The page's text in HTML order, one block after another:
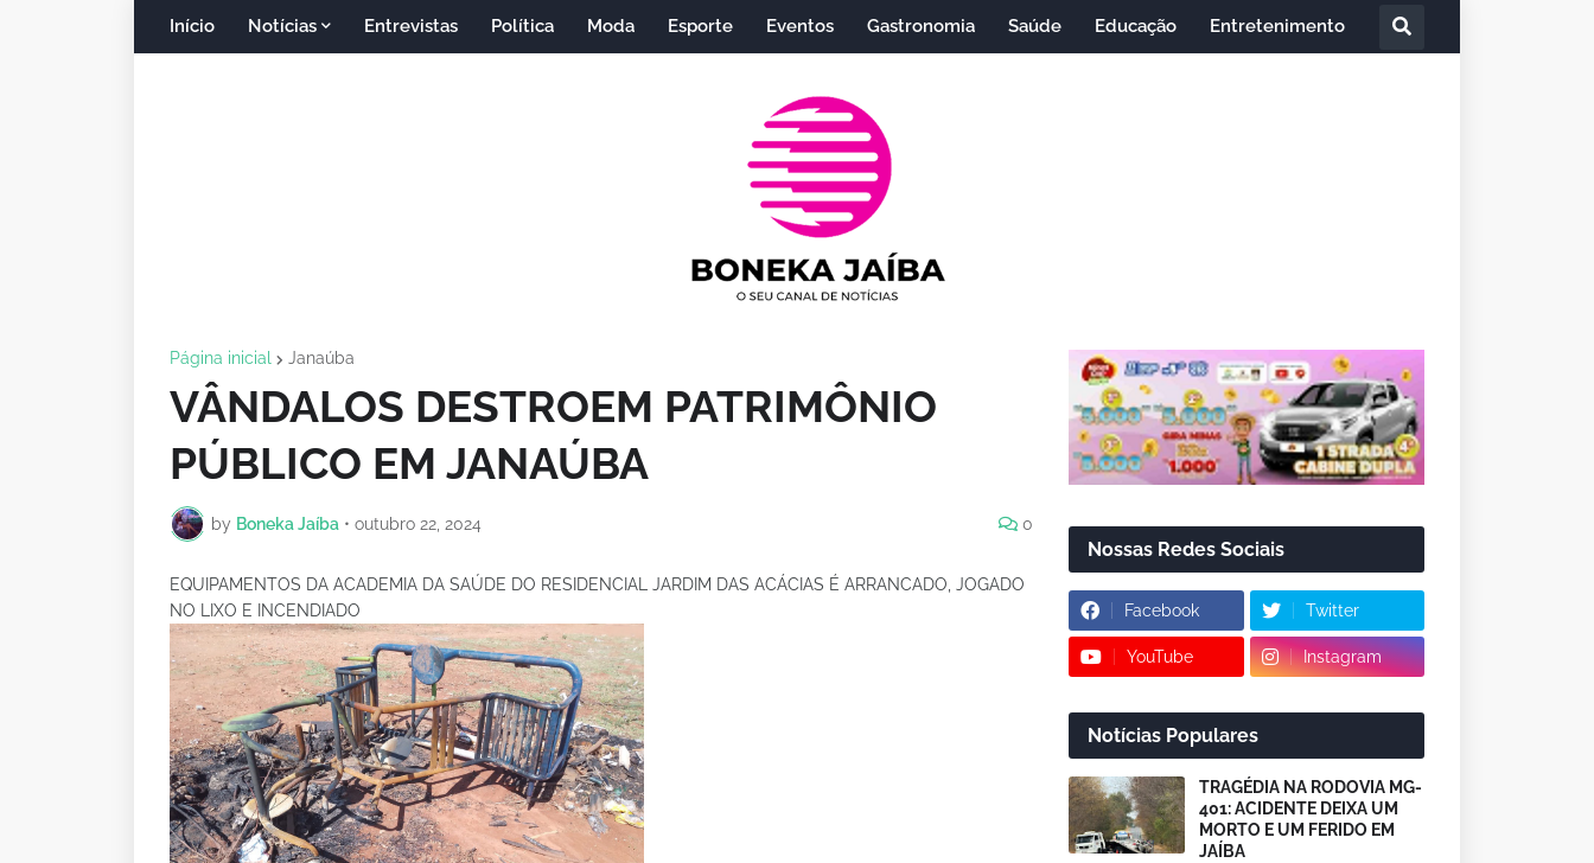
Início Notícias Entrevistas Política Moda Esporte Eventos Gastronomia Saúde Educação Entretenimento
Página inicial Janaúba
VÂNDALOS DESTROEM PATRIMÔNIO
PÚBLICO EM JANAÚBA
by Boneka Jaíba • outubro 22, 2024 0
EQUIPAMENTOS DA ACADEMIA DA SAÚDE DO RESIDENCIAL JARDIM DAS ACÁCIAS É ARRANCADO, JOGADO
NO LIXO E INCENDIADO
Nossas Redes Sociais
Facebook Twitter
YouTube Instagram
Notícias Populares
TRAGÉDIA NA RODOVIA MG-
401: ACIDENTE DEIXA UM
MORTO E UM FERIDO EM
JAÍBA